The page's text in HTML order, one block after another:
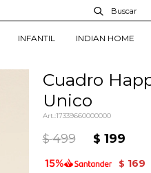
INFANTIL INDIAN HOME
Cuadro
Unico
17339660000000
$ 499 $ 199
$ 169